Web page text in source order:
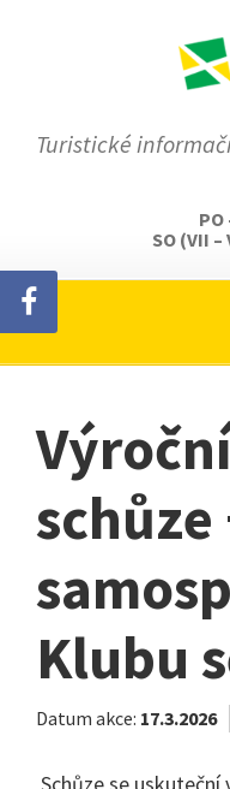
Turistické
PO
SO (VII –
Klubu
Datum akce: 17.3.2026